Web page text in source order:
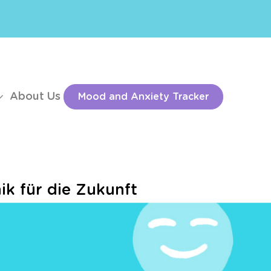
About Us Mood and Anxiety Tracker
für die Zukunft